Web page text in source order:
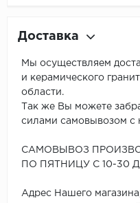
Доставка
Мы осуществляем
и керамического
области.
Так же Вы можете
силами самовывозом с
САМОВЫВОЗ
ПО ПЯТНИЦУ С 10-30
Адрес Нашего